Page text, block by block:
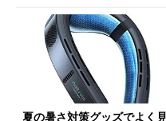
夏の暑さ対策グッズでよく